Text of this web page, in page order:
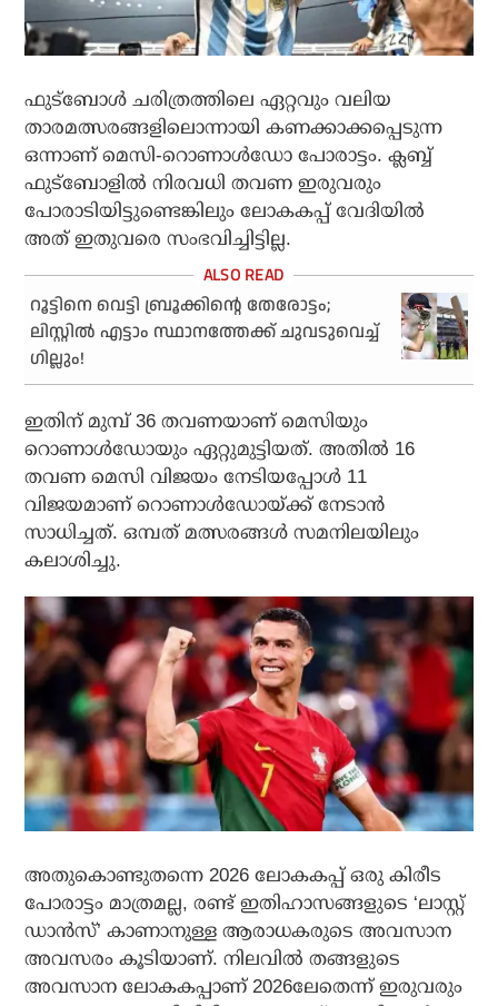
ഫുട്‌ബോള്‍ ചരിത്രത്തിലെ ഏറ്റവും വലിയ
താരമത്സരങ്ങളിലൊന്നായി കണക്കാക്കപ്പെടുന്ന
ഒന്നാണ് മെസി-റൊണാള്‍ഡോ പോരാട്ടം. ക്ലബ്ബ്
ഫുട്‌ബോളില്‍ നിരവധി തവണ ഇരുവരും
പോരാടിയിട്ടുണ്ടെങ്കിലും ലോകകപ്പ് വേദിയില്‍
അത് ഇതുവരെ സംഭവിച്ചിട്ടില്ല.
റൂട്ടിനെ വെട്ടി ബ്രൂക്കിന്റെ തേരോട്ടം;
ലിസ്റ്റില്‍ എട്ടാം സ്ഥാനത്തേക്ക് ചുവടുവെച്ച്
ഗില്ലും!
ഇതിന് മുമ്പ് 36 തവണയാണ് മെസിയും
റൊണാള്‍ഡോയും ഏറ്റുമുട്ടിയത്. അതില്‍ 16
തവണ മെസി വിജയം നേടിയപ്പോള്‍ 11
വിജയമാണ് റൊണാള്‍ഡോയ്ക്ക് നേടാന്‍
സാധിച്ചത്. ഒമ്പത് മത്സരങ്ങള്‍ സമനിലയിലും
കലാശിച്ചു.
അതുകൊണ്ടുതന്നെ 2026 ലോകകപ്പ് ഒരു കിരീട
പോരാട്ടം മാത്രമല്ല, രണ്ട് ഇതിഹാസങ്ങളുടെ ‘ലാസ്റ്റ്
ഡാന്‍സ്’ കാണാനുള്ള ആരാധകരുടെ അവസാന
അവസരം കൂടിയാണ്. നിലവില്‍ തങ്ങളുടെ
അവസാന ലോകകപ്പാണ് 2026ലേതെന്ന് ഇരുവരും